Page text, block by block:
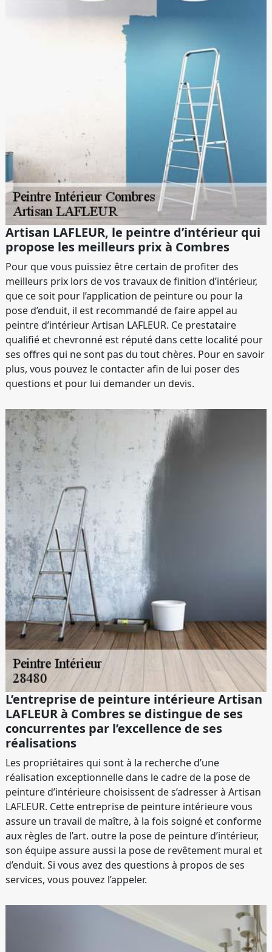
Artisan LAFLEUR, le peintre d’intérieur qui
propose les meilleurs prix à Combres
Pour que vous puissiez être certain de profiter des
meilleurs prix lors de vos travaux de finition d’intérieur,
que ce soit pour l’application de peinture ou pour la
pose d’enduit, il est recommandé de faire appel au
peintre d’intérieur Artisan LAFLEUR. Ce prestataire
qualifié et chevronné est réputé dans cette localité pour
ses offres qui ne sont pas du tout chères. Pour en savoir
plus, vous pouvez le contacter afin de lui poser des
questions et pour lui demander un devis.
L’entreprise de peinture intérieure Artisan
LAFLEUR à Combres se distingue de ses
concurrentes par l’excellence de ses
réalisations
Les propriétaires qui sont à la recherche d’une
réalisation exceptionnelle dans le cadre de la pose de
peinture d’intérieure choisissent de s’adresser à Artisan
LAFLEUR. Cette entreprise de peinture intérieure vous
assure un travail de maître, à la fois soigné et conforme
aux règles de l’art. outre la pose de peinture d’intérieur,
son équipe assure aussi la pose de revêtement mural et
d’enduit. Si vous avez des questions à propos de ses
services, vous pouvez l’appeler.